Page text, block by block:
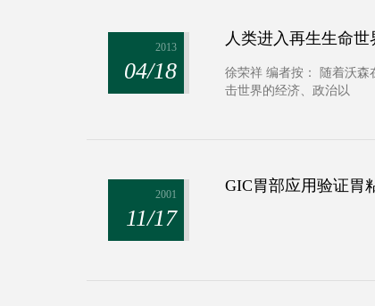
2013
04/18
人类进入再生生命世
徐荣祥 编者按： 随着沃森
击世界的经济、政治以
2001
11/17
GIC胃部应用验证胃